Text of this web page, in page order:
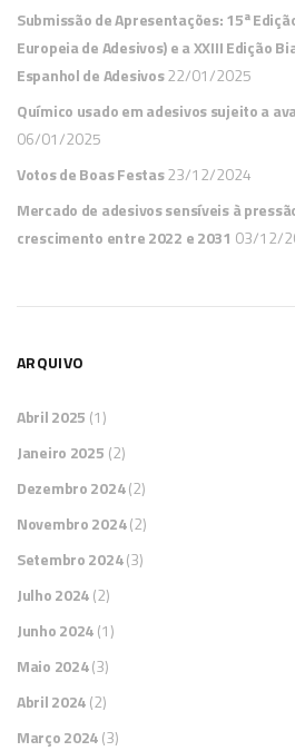
Submissão de Apresentações: 15ª
Europeia de Adesivos) e a XXIII Edição
Espanhol de Adesivos22/01/2025
Químico usado em adesivos sujeito a
06/01/2025
Votos de Boas Festas23/12/2024
Mercado de adesivos sensíveis à
crescimento entre 2022 e 2031 03/12/
ARQUIVO
Abril 2025 (1)
Janeiro 2025 (2)
Dezembro 2024(2)
Novembro 2024(2)
Setembro 2024(3)
Julho 2024(2)
Junho 2024(1)
Maio 2024(3)
Abril 2024(2)
Março 2024(3)